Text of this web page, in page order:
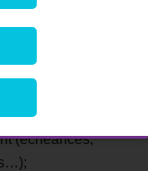
de prendre des
de versement
(échéances,